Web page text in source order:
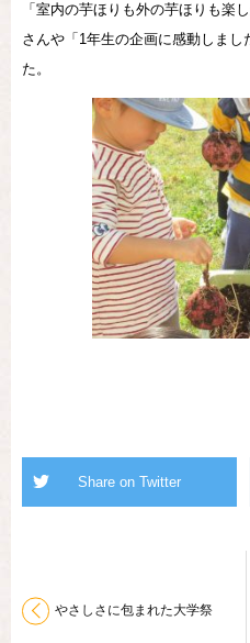
「室内の芋ほりも外の芋ほりも楽
さんや「1年生の企画に感動しま
た。
やさしさに包まれた大学祭